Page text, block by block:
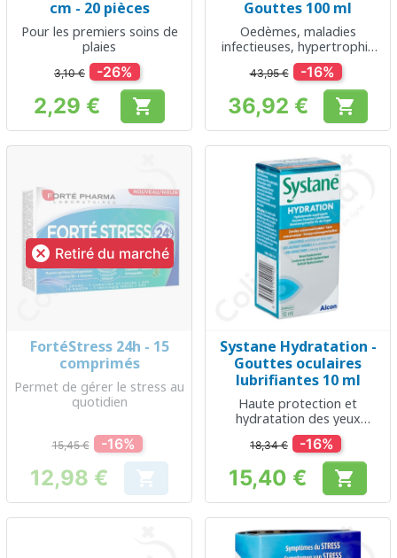
cm - 20 pièces
Pour les premiers soins de
plaies
3,10 € -26%
Prix
2,29 € 
Gouttes 100 ml
Oedèmes, maladies
infectieuses, hypertrophie
des amygdales
43,95 € -16%
Prix
36,92 € 
 Retiré du marché
FortéStress 24h - 15
comprimés
Permet de gérer le stress au
quotidien
15,45 € -16%
Prix
12,98 € 
Systane Hydratation -
Gouttes oculaires
lubrifiantes 10 ml
Haute protection et
hydratation des yeux
pendant la journée
18,34 € -16%
Prix
15,40 € 